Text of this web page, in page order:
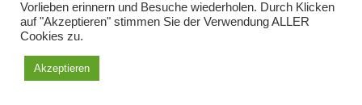
Vorlieben erinnern und Besuche wiederholen. Durch Klicken
auf "Akzeptieren" stimmen Sie der Verwendung ALLER
Cookies zu.
Akzeptieren